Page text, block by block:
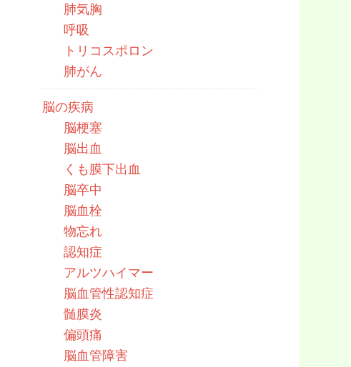
肺気胸
呼吸
トリコスポロン
肺がん
脳の疾病
脳梗塞
脳出血
くも膜下出血
脳卒中
脳血栓
物忘れ
認知症
アルツハイマー
脳血管性認知症
髄膜炎
偏頭痛
脳血管障害